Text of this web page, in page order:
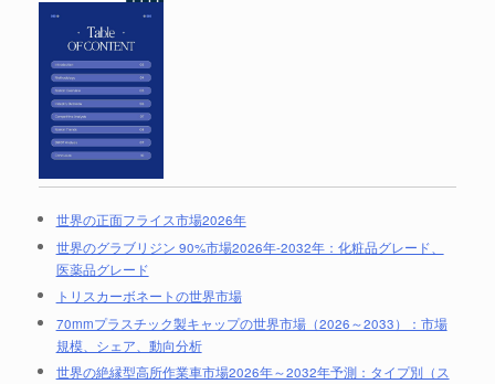
世界の正面フライス市場2026年
世界のグラブリジン 90%市場2026年-2032年：化粧品グレード、
医薬品グレード
トリスカーボネートの世界市場
70mmプラスチック製キャップの世界市場（2026～2033）：市場
規模、シェア、動向分析
世界の絶縁型高所作業車市場2026年～2032年予測：タイプ別（ス